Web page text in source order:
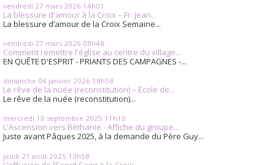
vendredi 27 mars 2026 14h01
La blessure d'amour à la Croix – Fr. Jean...
La blessure d’amour de la Croix Semaine...
vendredi 27 mars 2026 08h48
Comment remettre l'église au centre du village...
EN QUÊTE D'ESPRIT - PRIANTS DES CAMPAGNES -...
dimanche 04 janvier 2026 18h58
Le rêve de la nuée (reconstitution) – École de...
Le rêve de la nuée (reconstitution)...
mercredi 10 septembre 2025 11h10
L'Ascension vers Béthanie - Affiche du groupe...
Juste avant Pâques 2025, à la demande du Père Guy...
jeudi 21 août 2025 13h58